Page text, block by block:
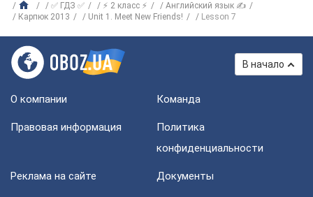
✅ ГДЗ ✅ ⚡ 2 класс ⚡
Английский язык ✍
Карпюк 2013
Unit 1. Meet New Friends! Lesson 7
В начало
О компании Команда
Правовая информация
Политика
конфиденциальности
Реклама на сайте Документы